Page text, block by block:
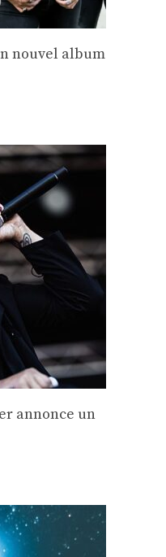
nouvel album
annonce un